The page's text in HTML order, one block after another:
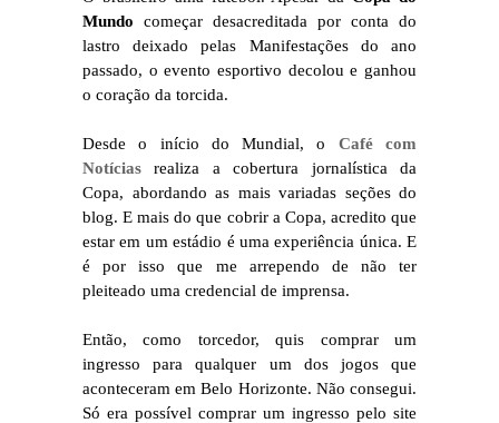
Mundo começar desacreditada por conta do
lastro deixado pelas Manifestações do ano
passado, o evento esportivo decolou e ganhou
o coração da torcida.
Desde o início do Mundial, o Café com
Notícias realiza a cobertura jornalística da
Copa, abordando as mais variadas seções do
blog. E mais do que cobrir a Copa, acredito que
estar em um estádio é uma experiência única. E
é por isso que me arrependo de não ter
pleiteado uma credencial de imprensa.
Então, como torcedor, quis comprar um
ingresso para qualquer um dos jogos que
aconteceram em Belo Horizonte. Não consegui.
Só era possível comprar um ingresso pelo site